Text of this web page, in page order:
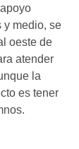
y medio, se
oeste de
atender
la
es tener